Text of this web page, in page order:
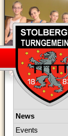
Navigation
News
Events